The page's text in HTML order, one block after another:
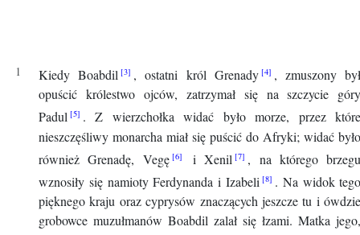
Kiedy Boabdil , ostatni król Grenady
, zmuszony
opuścić królestwo ojców, zatrzymał się na szczycie
Padul
. Z wierzchołka widać było morze, przez
nieszczęśliwy monarcha miał się puścić do Afryki; widać
również Grenadę, Vegę
i Xenil
, na którego
wznosiły się namioty Ferdynanda i Izabeli
. Na widok
pięknego kraju oraz cyprysów znaczących jeszcze tu i
grobowce muzułmanów Boabdil zalał się łzami. Matka